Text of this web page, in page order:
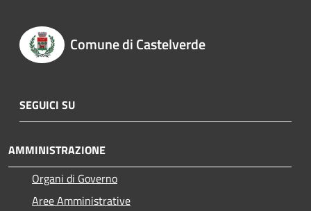
Comune di Castelverde
SEGUICI SU
AMMINISTRAZIONE
Organi di Governo
Aree Amministrative